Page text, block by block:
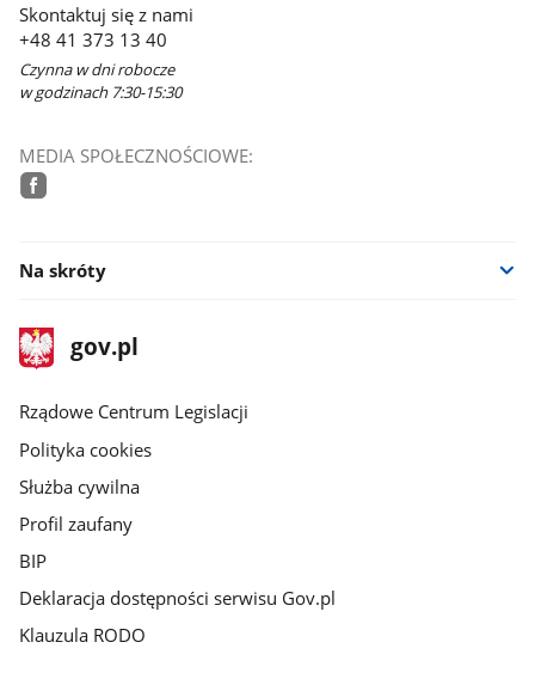
Skontaktuj się z nami
+48 41 373 13 40
Czynna w dni robocze
w godzinach 7:30-15:30
MEDIA SPOŁECZNOŚCIOWE:
Na skróty
stopka
gov.plStrona
gov.pl
Rządowe Centrum Legislacji
Polityka cookies
Służba cywilna
Profil zaufany
BIP
Deklaracja dostępności serwisu Gov.pl
Klauzula RODO